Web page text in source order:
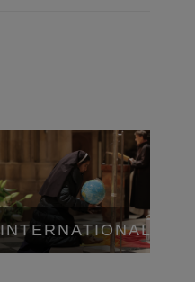
INTERNATIONAL